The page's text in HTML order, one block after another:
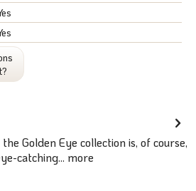
Golden Eye collection is, of course,
catching... more